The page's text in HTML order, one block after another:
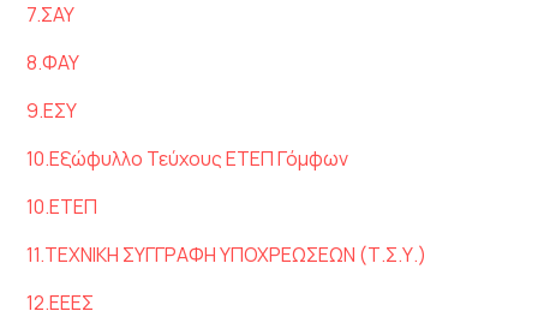
7.ΣΑΥ
8.ΦΑΥ
9.ΕΣΥ
10.Εξώφυλλο Τεύχους ΕΤΕΠ Γόμφων
10.ΕΤΕΠ
11.ΤΕΧΝΙΚΗ ΣΥΓΓΡΑΦΗ ΥΠΟΧΡΕΩΣΕΩΝ (Τ.Σ.Υ.)
12.ΕΕΕΣ